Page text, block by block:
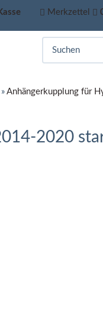
Merkzettel
» Anhängerkupplung für
2020